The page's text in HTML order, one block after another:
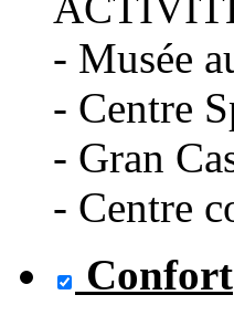
- Musée
- Centre
- Gran
- Centre
Confort